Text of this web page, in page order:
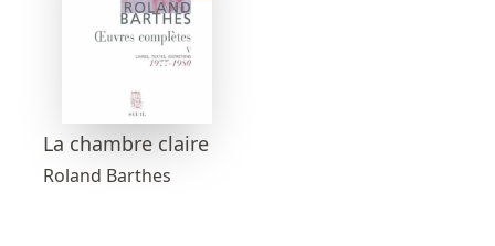
La chambre claire
Roland Barthes